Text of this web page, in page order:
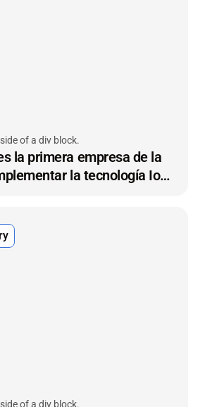
of a div block.
la primera empresa de la
la tecnología IoT
of a div block.